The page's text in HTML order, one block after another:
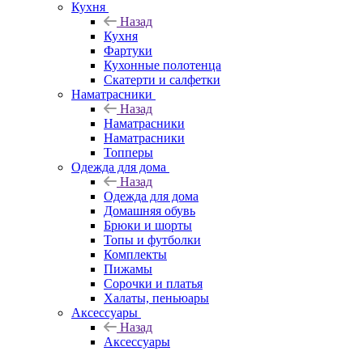
Кухня
Назад
Кухня
Фартуки
Кухонные полотенца
Скатерти и салфетки
Наматрасники
Назад
Наматрасники
Наматрасники
Топперы
Одежда для дома
Назад
Одежда для дома
Домашняя обувь
Брюки и шорты
Топы и футболки
Комплекты
Пижамы
Сорочки и платья
Халаты, пеньюары
Аксессуары
Назад
Аксессуары